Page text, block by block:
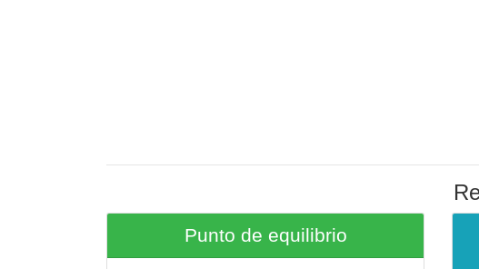
Punto de equilibrio